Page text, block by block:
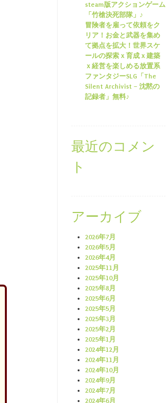
steam版アクションゲーム
「竹槍決死部隊」♪
冒険者を雇って依頼をク
リア！お金と武器を集め
て拠点を拡大！世界スケ
ールの探索ｘ育成ｘ建築
ｘ経営を楽しめる放置系
ファンタジーSLG「The
Silent Archivist – 沈黙の
記録者」無料♪
最近のコメン
ト
アーカイブ
2026年7月
2026年5月
2026年4月
2025年11月
2025年10月
2025年8月
2025年6月
2025年5月
2025年3月
2025年2月
2025年1月
2024年12月
2024年11月
2024年10月
2024年9月
2024年7月
2024年6月